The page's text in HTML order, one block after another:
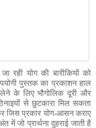
रही योग की बारीकियों को
पुस्तक का प्रकाशन हाल
के लिए भौगोलिक दूरी और
से छुटकारा मिल सकता
जिस प्रकार योग-आसन कराए
में जो प्रार्थना दुहराई जाती है